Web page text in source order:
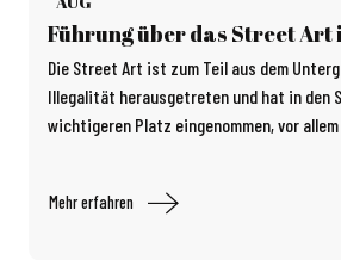
Führung über das Street Art
Die Street Art ist zum Teil aus dem
Illegalität herausgetreten und hat in den
wichtigeren Platz eingenommen, vor
Mehr erfahren